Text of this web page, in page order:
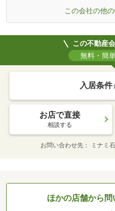
この会社の他
この不動産
無料・簡
入居条件
お店で直接
相談する
お問い合わせ先 ミナミ
ほかの店舗から問